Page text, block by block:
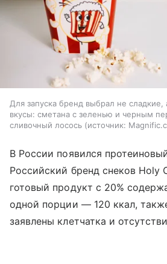
Для запуска бренд выбрал не сладкие,
вкусы: сметана с зеленью и черным
сливочный лосось
источник:
В России появился
Российский бренд снеков Holy
готовый продукт с 20%
одной порции — 120 ккал,
заявлены клетчатка и